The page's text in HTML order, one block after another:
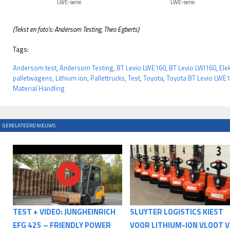
LWE-serie.
LWE-serie.
(Tekst en foto’s: Andersom Testing, Theo Egberts)
Tags:
Andersom test, Andersom Testing, BT Levio LWE160, BT Levio LWI160,
palletwagens, Lithium ion, Pallettrucks, Test, Toyota, Toyota BT Levio
Material Handling
GERELATEERD NIEUWS
TEST + VIDEO: JUNGHEINRICH
EFG 425 – FRIENDLY POWER
SLUYTER LOGISTICS KIEST
VOOR LITHIUM-ION VLOOT